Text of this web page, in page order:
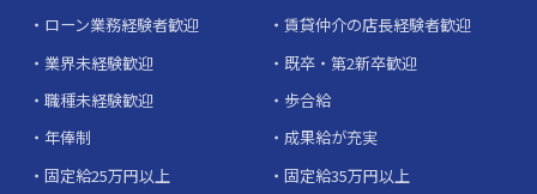
ローン業務経験者歓迎
賃貸仲介の店長経験者歓迎
業界未経験歓迎
既卒・第2新卒歓迎
職種未経験歓迎
歩合給
年俸制
成果給が充実
固定給25万円以上
固定給35万円以上